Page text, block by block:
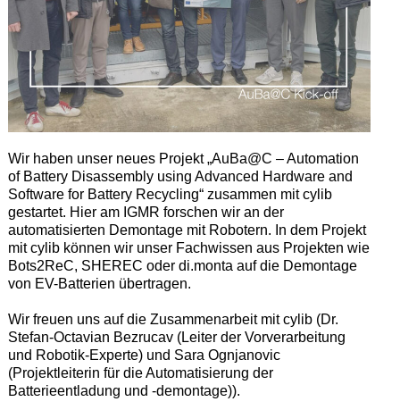
Wir haben unser neues Projekt „AuBa@C – Automation
of Battery Disassembly using Advanced Hardware and
Software for Battery Recycling“ zusammen mit cylib
gestartet. Hier am IGMR forschen wir an der
automatisierten Demontage mit Robotern. In dem Projekt
mit cylib können wir unser Fachwissen aus Projekten wie
Bots2ReC, SHEREC oder di.monta auf die Demontage
von EV-Batterien übertragen.
Wir freuen uns auf die Zusammenarbeit mit cylib (Dr.
Stefan-Octavian Bezrucav (Leiter der Vorverarbeitung
und Robotik-Experte) und Sara Ognjanovic
(Projektleiterin für die Automatisierung der
Batterieentladung und -demontage)).